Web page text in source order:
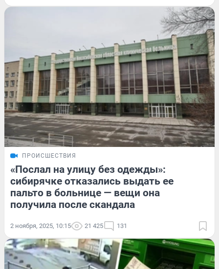
ПРОИСШЕСТВИЯ
«Послал на улицу без одежды»:
сибирячке отказались выдать ее
пальто в больнице — вещи она
получила после скандала
2 ноября, 2025, 10:15 21 425 131